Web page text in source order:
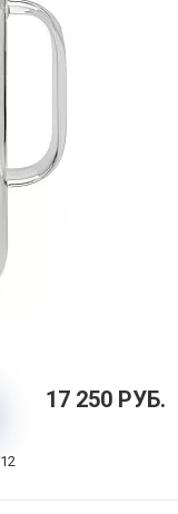
объем
J.A.
300
17 250 РУБ.